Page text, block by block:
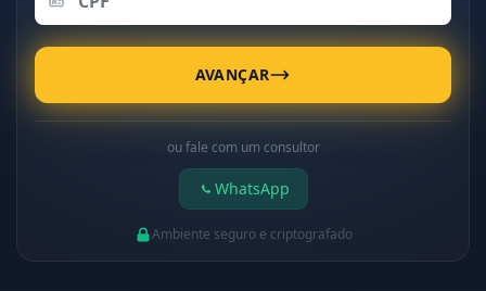
AVANÇAR
ou fale com um consultor
WhatsApp
Ambiente seguro e criptografado